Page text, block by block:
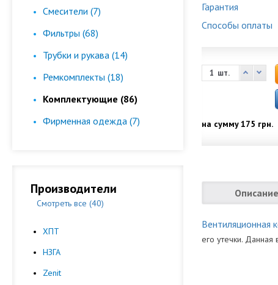
Смесители (7)
Фильтры (68)
Трубки и рукава (14)
Ремкомплекты (18)
Комплектующие (86)
Фирменная одежда (7)
Производители
Смотреть все (40)
ХПТ
НЗГА
Zenit
Гарантия
Способы оплаты
шт.
на сумму175 грн.
Описание
Вентиляционная
его утечки. Данная